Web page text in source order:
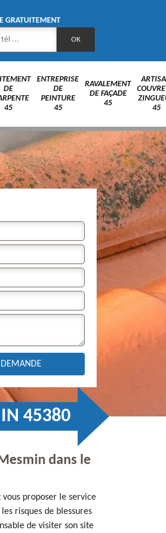
GRATUITEMENT
DE
45
ENTREPRISE
DE
PEINTURE
45
RAVALEMENT
DE FAÇADE
45
45
45380
dans le
proposer le service
risques de blessures
de visiter son site